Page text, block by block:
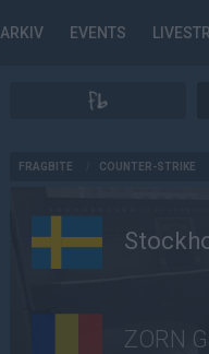
ARKIV EVENTS
FRAGBITE COUNTER-STRIKE
ZORN